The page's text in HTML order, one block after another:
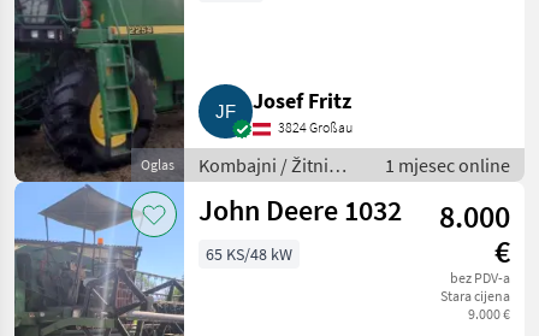
Oglas
Josef Fritz
3824 Großau
Kombajni / Žitni
kombajni (kombajni
za žito)
1 mjesec online
John Deere 1032
8.000
€
bez PDV-a
Stara cijena
9.000 €
65 KS/48 kW